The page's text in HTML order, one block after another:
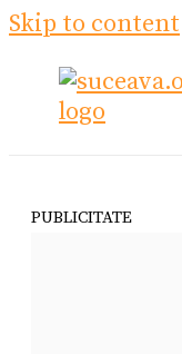
Skip to content
PUBLICITATE